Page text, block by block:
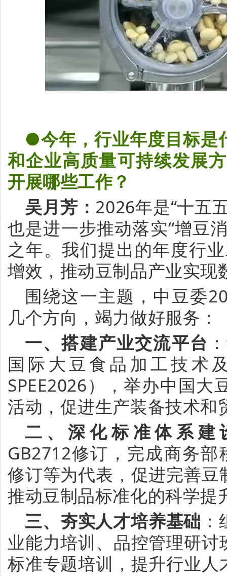
●今年，行业年度目标是
和企业高质量可持续发展
开展哪些工作？
吴月芳 ： 2026年是“十五
也是进一步推动落实“增豆
之年。我们提出的年度行
增效，推动豆制品产业实现
围绕这一主题，中豆委
几个方向，竭力做好服务：
一、搭建产业交流平台 ：
国际大豆食品加工技术
SPEE2026），举办中国
活动 ， 促进生产装备技术和
二、深化标准体系建
GB2712修订，完成商务
修订等为代表，促进完善
推动豆制品标准化的科学提
三、 夯实人才培养基础
业能力培训、品控管理研
标准专题培训，提升行业人